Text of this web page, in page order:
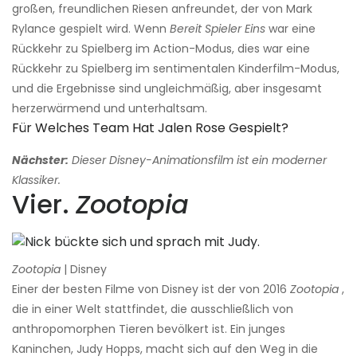
großen, freundlichen Riesen anfreundet, der von Mark
Rylance gespielt wird. Wenn Bereit Spieler Eins war eine
Rückkehr zu Spielberg im Action-Modus, dies war eine
Rückkehr zu Spielberg im sentimentalen Kinderfilm-Modus,
und die Ergebnisse sind ungleichmäßig, aber insgesamt
herzerwärmend und unterhaltsam.
Für Welches Team Hat Jalen Rose Gespielt?
Nächster: Dieser Disney-Animationsfilm ist ein moderner
Klassiker.
Vier. Zootopia
Zootopia | Disney
Einer der besten Filme von Disney ist der von 2016 Zootopia ,
die in einer Welt stattfindet, die ausschließlich von
anthropomorphen Tieren bevölkert ist. Ein junges
Kaninchen, Judy Hopps, macht sich auf den Weg in die